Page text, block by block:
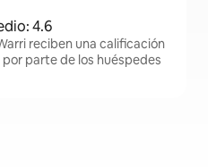
4.6
reciben una calificación
parte de los huéspedes